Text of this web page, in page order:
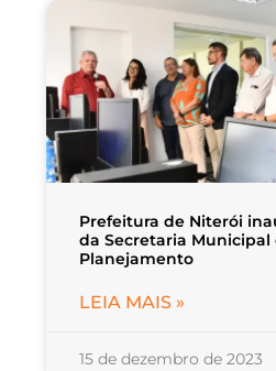
Prefeitura de Niterói
da Secretaria Municipal
Planejamento
LEIA MAIS »
15 de dezembro de 2023